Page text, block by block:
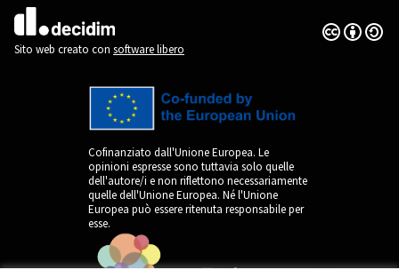
(Collegamento esterno)
Sito web creato con software libero
Licenza
Cofinanziato dall'Unione Europea. Le
opinioni espresse sono tuttavia solo quelle
dell'autore/i e non riflettono necessariamente
quelle dell'Unione Europea. Né l'Unione
Europea può essere ritenuta responsabile per
esse.